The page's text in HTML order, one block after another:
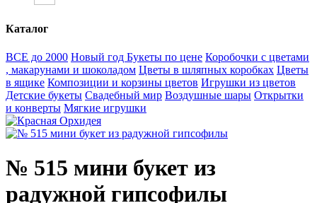
Каталог
ВСЕ до 2000 Новый год Букеты по цене Коробочки с цветами
, макарунами и шоколадом Цветы в шляпных коробках Цветы
в ящике Композиции и корзины цветов Игрушки из цветов
Детские букеты Свадебный мир Воздушные шары Открытки
и конверты Мягкие игрушки
№ 515 мини букет из
радужной гипсофилы